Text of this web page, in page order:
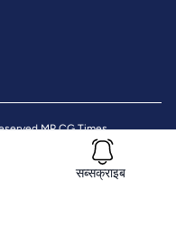
सब्सक्राइब
MP CG Times